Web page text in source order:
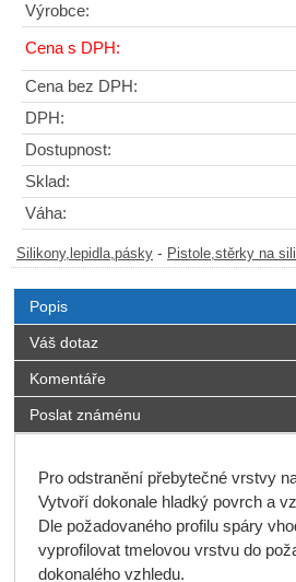
Výrobce:
Cena s DPH:
Cena bez DPH:
DPH:
Dostupnost:
Sklad:
Váha:
Silikony,lepidla,pásky - Pistole,stěrky na
Popis
Váš dotaz
Komentáře
Poslat známénu
Pro odstranění přebytečné vrstvy
Vytvoří dokonale hladký povrch a
Dle požadovaného profilu spáry
vyprofilovat tmelovou vrstvu do
dokonalého vzhledu.